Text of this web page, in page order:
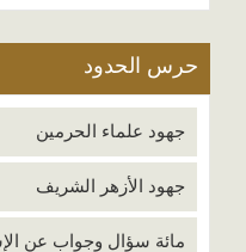
حرس الحدود
جهود علماء الحرمين
جهود الأزهر الشريف
مائة سؤال وجواب عن